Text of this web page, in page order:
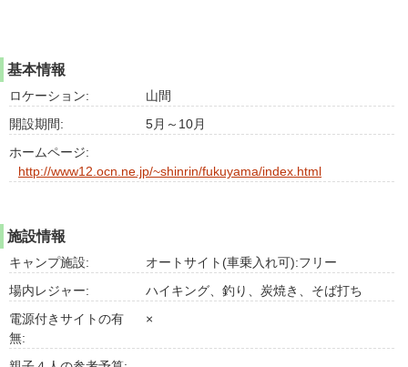
基本情報
ロケーション:
山間
開設期間:
5月～10月
ホームページ:
http://www12.ocn.ne.jp/~shinrin/fukuyama/index.html
施設情報
キャンプ施設:
オートサイト(車乗入れ可):フリー
場内レジャー:
ハイキング、釣り、炭焼き、そば打ち
電源付きサイトの有
無:
×